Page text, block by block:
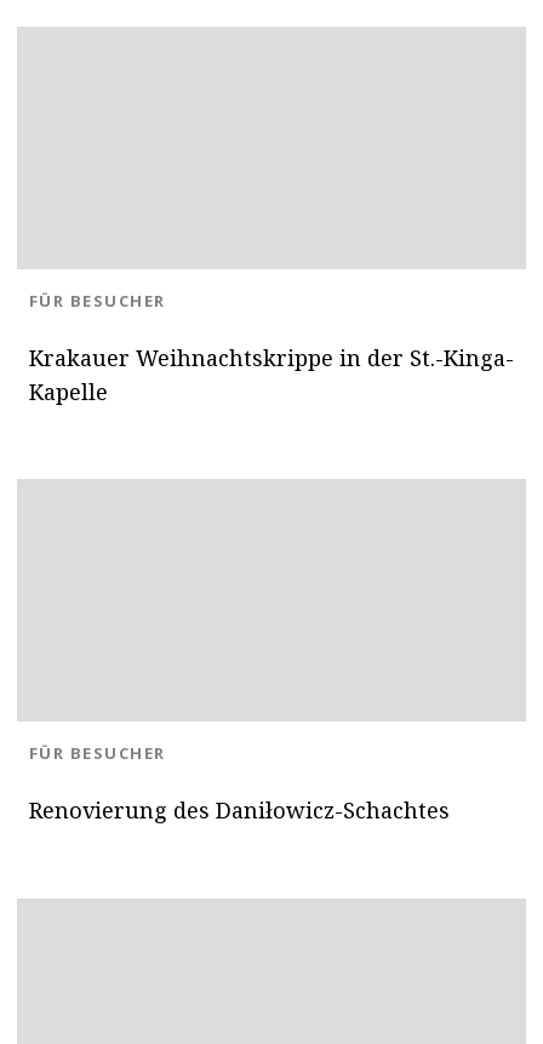
Krakauer Weihnachtskrippe in der St.-Kinga-
Kapelle
BLOG.CATEGORY
FÜR BESUCHER
Renovierung des Daniłowicz-Schachtes
BLOG.CATEGORY
FÜR BESUCHER